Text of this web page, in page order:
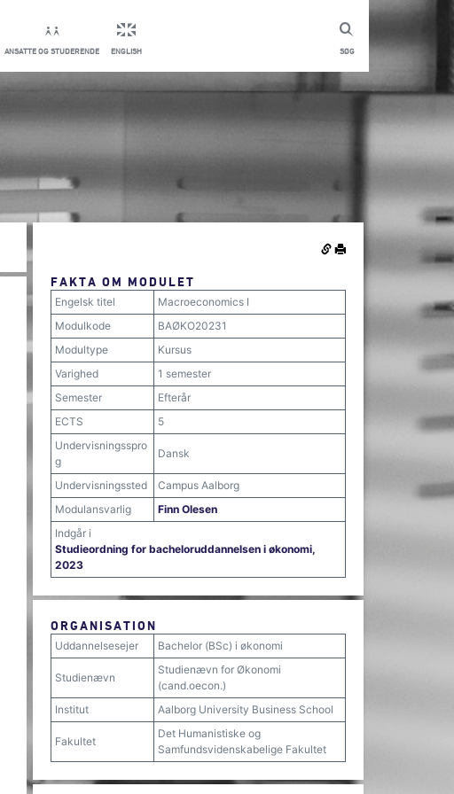
SØG
ANSATTE OG STUDERENDE ENGLISH
FAKTA OM MODULET
Engelsk titel
Macroeconomics I
Modulkode
BAØKO20231
Modultype
Kursus
Varighed
1 semester
Semester
Efterår
ECTS
5
Undervisningsspro
g
Dansk
Undervisningssted
Campus Aalborg
Modulansvarlig
Finn Olesen
Indgår i
Studieordning for bacheloruddannelsen i økonomi,
2023
ORGANISATION
Uddannelsesejer Bachelor (BSc) i økonomi
Studienævn
Studienævn for Økonomi
(cand.oecon.)
Institut
Aalborg University Business School
Fakultet
Det Humanistiske og
Samfundsvidenskabelige Fakultet